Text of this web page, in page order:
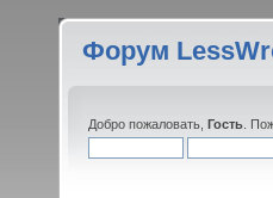
Форум
Добро пожаловать, Гость .